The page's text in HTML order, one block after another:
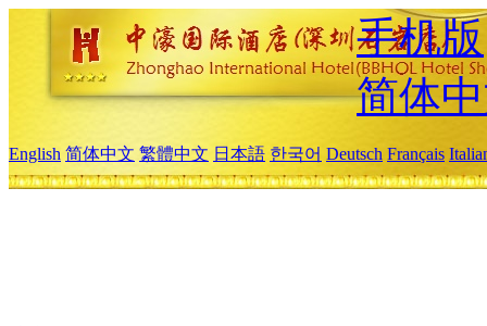
手机版
简体
English 简体中文 繁體中文 日本語 한국어 Deutsch Français